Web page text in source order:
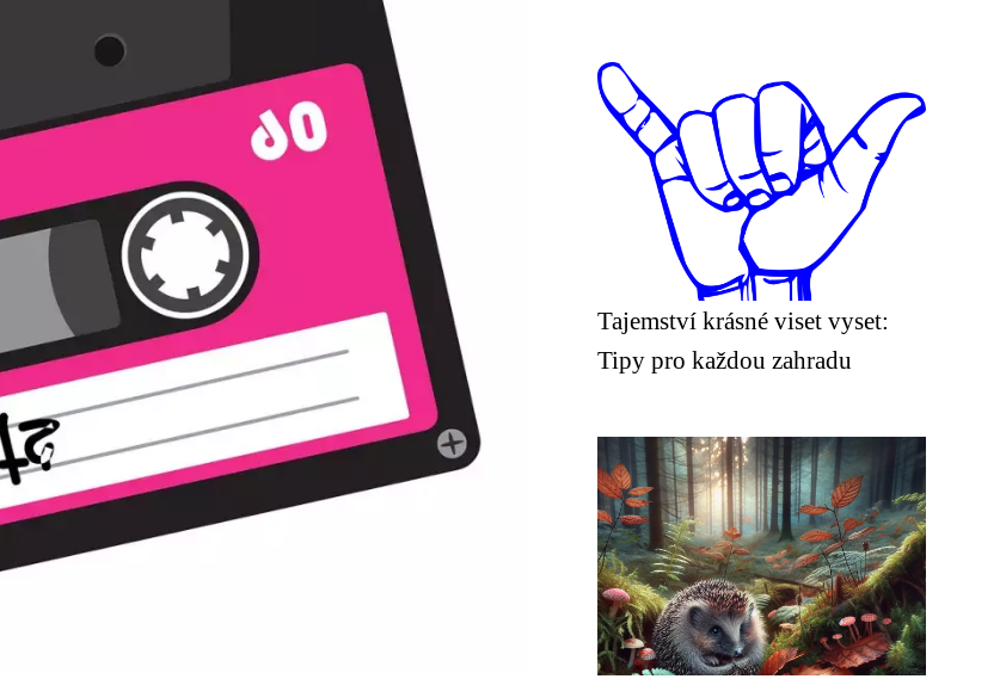
Tajemství krásné viset vyset:
Tipy pro každou zahradu